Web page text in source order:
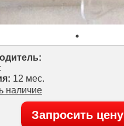
12 мес.
наличие
Запросить цену